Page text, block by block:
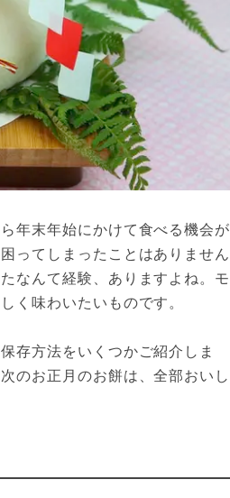
年末年始にかけて食べる機会が
ってしまったことはありません
なんて経験、ありますよね。モ
く味わいたいものです。
存方法をいくつかご紹介しま
のお正月のお餅は、全部おいし